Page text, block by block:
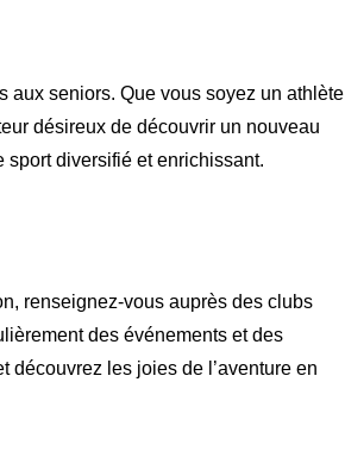
aux seniors. Que vous soyez un athlète
désireux de découvrir un nouveau
sport diversifié et enrichissant.
renseignez-vous auprès des clubs
des événements et des
découvrez les joies de l’aventure en